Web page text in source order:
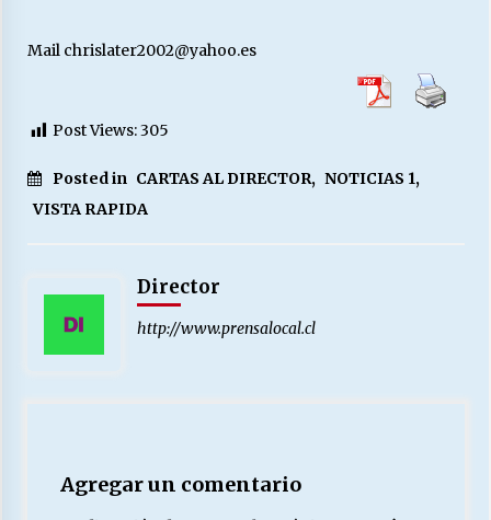
Mail chrislater2002@yahoo.es
Post Views:305
Posted in CARTAS AL DIRECTOR, NOTICIAS 1,
VISTA RAPIDA
Director
http://www.prensalocal.cl
Agregar un comentario